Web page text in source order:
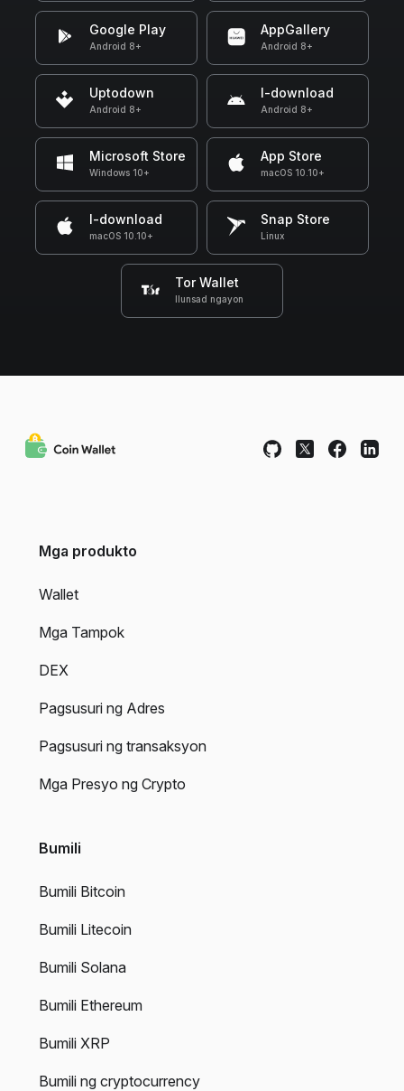
Google Play
Android 8+
AppGallery
Android 8+
Uptodown
Android 8+
I-download
Android 8+
Microsoft Store
Windows 10+
App Store
macOS 10.10+
I-download
macOS 10.10+
Snap Store
Linux
Tor Wallet
Ilunsad ngayon
Mga produkto
Wallet
Mga Tampok
DEX
Pagsusuri ng Adres
Pagsusuri ng transaksyon
Mga Presyo ng Crypto
Bumili
Bumili Bitcoin
Bumili Litecoin
Bumili Solana
Bumili Ethereum
Bumili XRP
Bumili ng cryptocurrency